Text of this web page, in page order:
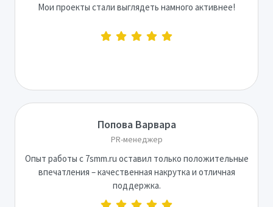
Мои проекты стали выглядеть намного активнее!
Попова Варвара
PR-менеджер
Опыт работы с 7smm.ru оставил только положительные
впечатления – качественная накрутка и отличная
поддержка.